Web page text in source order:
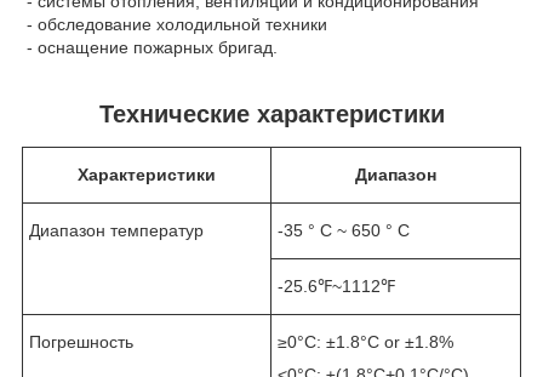
- обследование холодильной техники
- оснащение пожарных бригад.
Технические характеристики
Характеристики Диапазон
Диапазон температур -35 ° С ~ 650 ° С
-25.6℉~1112℉
Погрешность
≥0°C: ±1.8°C or ±1.8%